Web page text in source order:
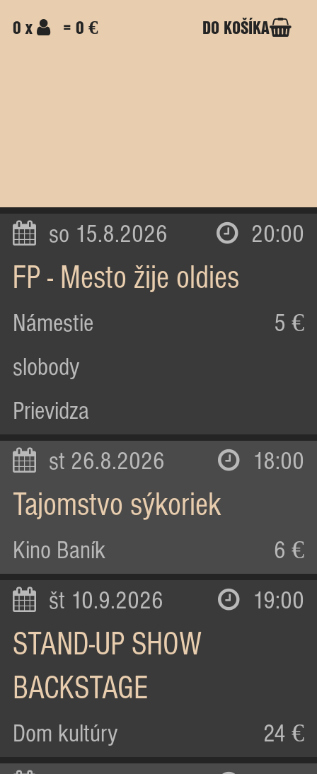
0 x = 0 € DO KOŠÍKA
so 15.8.2026 20:00
FP - Mesto žije oldies
Námestie
slobody
Prievidza
5 €
st 26.8.2026 18:00
Tajomstvo sýkoriek
Kino Baník 6 €
št 10.9.2026 19:00
STAND-UP SHOW
BACKSTAGE
Dom kultúry 24 €